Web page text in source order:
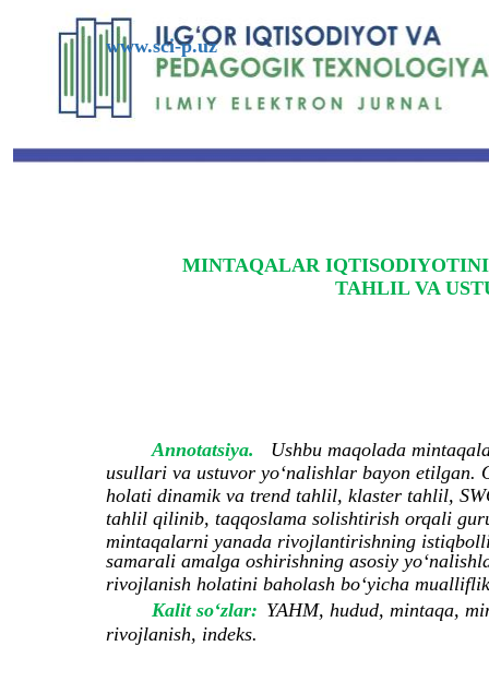
www.sci-p.uz
MINTAQALAR
TAHLIL VA
Annotatsiya.
Ushbu maqolada
usullari va ustuvor yo‘nalishlar bayon etilgan.
holati dinamik va trend tahlil, klaster tahlil,
tahlil qilinib, taqqoslama solishtirish orqali
mintaqalarni yanada rivojlantirishning
samarali amalga oshirishning asosiy
rivojlanish holatini baholash bo‘yicha
Kalit so‘zlar: YAHM, hudud, mintaqa,
rivojlanish, indeks.